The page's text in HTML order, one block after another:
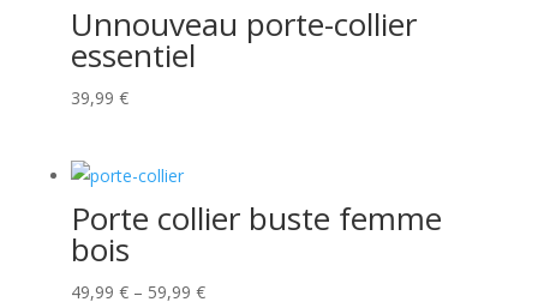
Unnouveau porte-collier
essentiel
39,99 €
Porte collier buste femme
bois
49,99 €– 59,99 €